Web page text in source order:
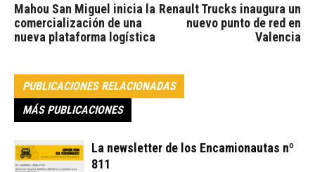
Mahou San Miguel inicia la
comercialización de una
nueva plataforma logística
Renault Trucks inaugura un
nuevo punto de red en
Valencia
PUBLICACIONES RELACIONADAS
MÁS PUBLICACIONES
La newsletter de los Encamionautas nº
811